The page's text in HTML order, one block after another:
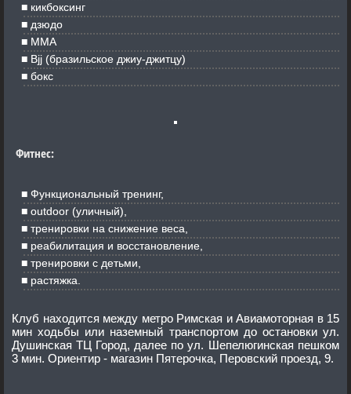
кикбоксинг
дзюдо
ММА
Bjj (бразильское джиу-джитцу)
бокс
Фитнес:
Функциональный тренинг,
outdoor (уличный),
тренировки на снижение веса,
реабилитация и восстановление,
тренировки с детьми,
растяжка.
Клуб находится между метро Римская и Авиамоторная в 15
мин ходьбы или наземный транспортом до остановки ул.
Душинская ТЦ Город, далее по ул. Шепелюгинская пешком
3 мин. Ориентир - магазин Пятерочка, Перовский проезд, 9.